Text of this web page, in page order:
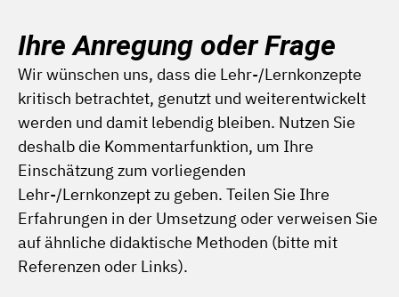
Ihre Anregung oder Frage
Wir wünschen uns, dass die Lehr-/Lernkonzepte
kritisch betrachtet, genutzt und weiterentwickelt
werden und damit lebendig bleiben. Nutzen Sie
deshalb die Kommentarfunktion, um Ihre
Einschätzung zum vorliegenden
Lehr-/Lernkonzept zu geben. Teilen Sie Ihre
Erfahrungen in der Umsetzung oder verweisen Sie
auf ähnliche didaktische Methoden (bitte mit
Referenzen oder Links).